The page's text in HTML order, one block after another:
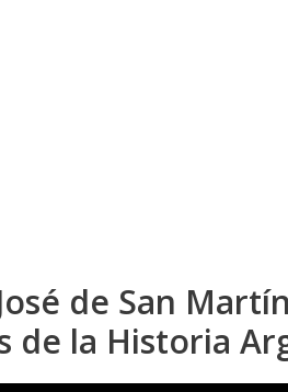
de San
de la Historia